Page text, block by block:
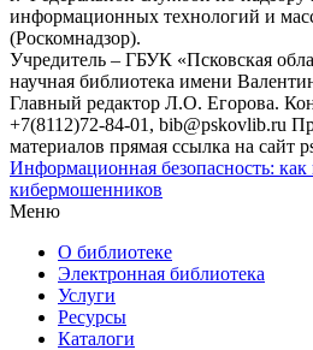
информационных технологий и
(Роскомнадзор).
Учредитель – ГБУК «Псковская
научная библиотека имени
Главный редактор Л.О. Егорова.
+7(8112)72-84-01, bib@pskovlib.ru
материалов прямая ссылка на сайт
Информационная безопасность: как
кибермошенников
Меню
О библиотеке
Электронная библиотека
Услуги
Ресурсы
Каталоги